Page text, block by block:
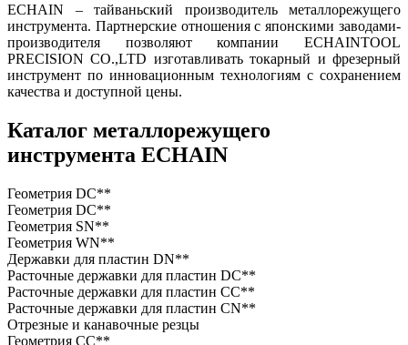
ECHAIN – тайваньский производитель металлорежущего
инструмента. Партнерские отношения с японскими заводами-
производителя позволяют компании ECHAINTOOL
PRECISION CO.,LTD изготавливать токарный и фрезерный
инструмент по инновационным технологиям с сохранением
качества и доступной цены.
Каталог металлорежущего
инструмента ECHAIN
Геометрия DC**
Геометрия DC**
Геометрия SN**
Геометрия WN**
Державки для пластин DN**
Расточные державки для пластин DC**
Расточные державки для пластин CC**
Расточные державки для пластин CN**
Отрезные и канавочные резцы
Геометрия CC**